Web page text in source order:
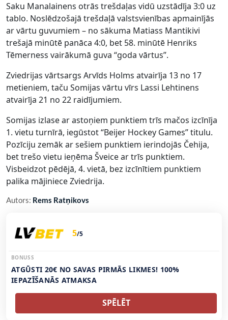
Saku Manalainens otrās trešdaļas vidū uzstādīja 3:0 uz
tablo. Noslēdzošajā trešdaļā valstsvienības apmainījās
ar vārtu guvumiem – no sākuma Matiass Mantikivi
trešajā minūtē panāca 4:0, bet 58. minūtē Henriks
Tēmerness vairākumā guva “goda vārtus”.
Zviedrijas vārtsargs Arvīds Holms atvairīja 13 no 17
metieniem, taču Somijas vārtu vīrs Lassi Lehtinens
atvairīja 21 no 22 raidījumiem.
Somijas izlase ar astoņiem punktiem trīs mačos izcīnīja
1. vietu turnīrā, iegūstot “Beijer Hockey Games” titulu.
Pozīciju zemāk ar sešiem punktiem ierindojās Čehija,
bet trešo vietu ieņēma Šveice ar trīs punktiem.
Visbeidzot pēdējā, 4. vietā, bez izcīnītiem punktiem
palika mājiniece Zviedrija.
Autors: Rems Ratņikovs
5/5
BONUSS
ATGŪSTI 20€ NO SAVAS PIRMĀS LIKMES! 100%
IEPAZĪŠANĀS ATMAKSA
SPĒLĒT